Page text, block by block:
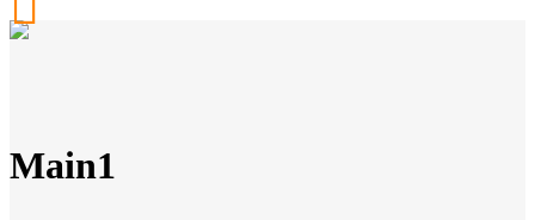
Main1